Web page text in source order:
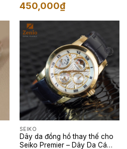
450,000₫
SEIKO
Dây da đồng hồ thay thế cho
Seiko Premier – Dây Da Cá